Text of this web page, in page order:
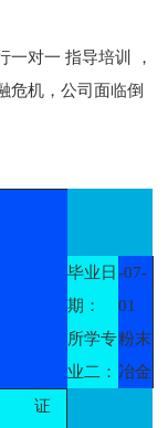
一对一 指导培训 ，
危机，公司面临倒
毕业日
期：
-07-
01
所学专
业二：
粉末
冶金
证